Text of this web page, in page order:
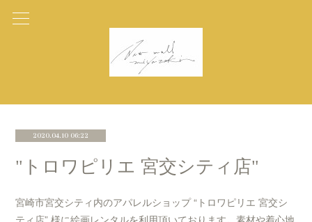
2020.04.10 06:22
"トロワピリエ 宮交シティ店"
宮崎市宮交シティ内のアパレルショップ “トロワピリエ 宮交シ
ティ店” 様に絵画レンタルを利用頂いております。素材や着心地